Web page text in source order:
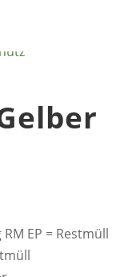
EP = Restmüll